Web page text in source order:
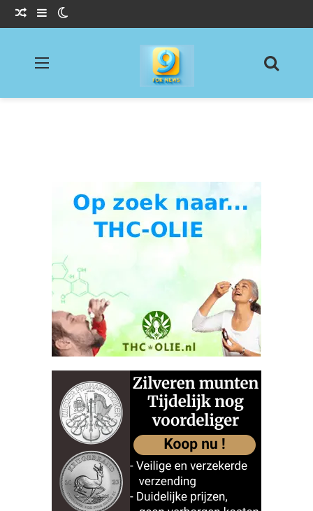
Willekeurig Artikel
Sidebar